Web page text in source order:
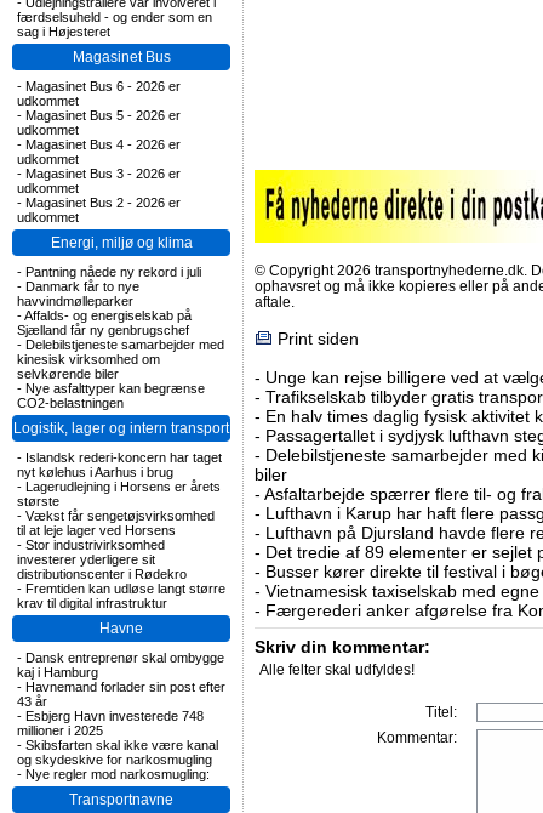
færdselsuheld - og ender som en
sag i Højesteret
Magasinet Bus
- Magasinet Bus 6 - 2026 er
udkommet
- Magasinet Bus 5 - 2026 er
udkommet
- Magasinet Bus 4 - 2026 er
udkommet
- Magasinet Bus 3 - 2026 er
udkommet
- Magasinet Bus 2 - 2026 er
udkommet
Energi, miljø og klima
- Pantning nåede ny rekord i juli
- Danmark får to nye
havvindmølleparker
-Affalds- og energiselskab på
Sjælland får ny genbrugschef
- Delebilstjeneste samarbejder med
kinesisk virksomhed om
selvkørende biler
- Nye asfalttyper kan begrænse
CO2-belastningen
Logistik, lager og intern transport
- Islandsk rederi-koncern har taget
nyt kølehus i Aarhus i brug
- Lagerudlejning i Horsens er årets
største
- Vækst får sengetøjsvirksomhed
til at leje lager ved Horsens
- Stor industrivirksomhed
investerer yderligere sit
distributionscenter i Rødekro
- Fremtiden kan udløse langt større
krav til digital infrastruktur
Havne
- Dansk entreprenør skal ombygge
kaj i Hamburg
- Havnemand forlader sin post efter
43 år
- Esbjerg Havn investerede 748
millioner i 2025
- Skibsfarten skal ikke være kanal
og skydeskive for narkosmugling
- Nye regler mod narkosmugling:
Transportnavne
© Copyright 2026 transportnyhederne.dk.
ophavsret og må ikke kopieres eller på
aftale.
Print siden
- Unge kan rejse billigere ved at
- Trafikselskab tilbyder gratis
- En halv times daglig fysisk aktivitet
- Passagertallet i sydjysk lufthavn
- Delebilstjeneste samarbejder med
biler
- Asfaltarbejde spærrer flere til- og
- Lufthavn i Karup har haft flere
- Lufthavn på Djursland havde flere
- Det tredie af 89 elementer er sejlet
- Busser kører direkte til festival i
- Vietnamesisk taxiselskab med
- Færgerederi anker afgørelse fra
Skriv din kommentar:
Alle felter skal udfyldes!
Titel:
Kommentar: